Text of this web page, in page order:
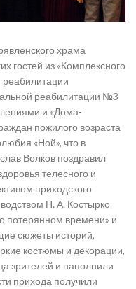
храма
гостей из «Комплексного
реабилитации
реабилитации №3
и «Дома-
пожилого возраста
«Ной», что в
Волков поздравил
телесного и
приходского
Н. А. Костырко
потерянном времени» и
сюжеты историй,
костюмы и декорации,
зрителей и наполнили
прихода получили